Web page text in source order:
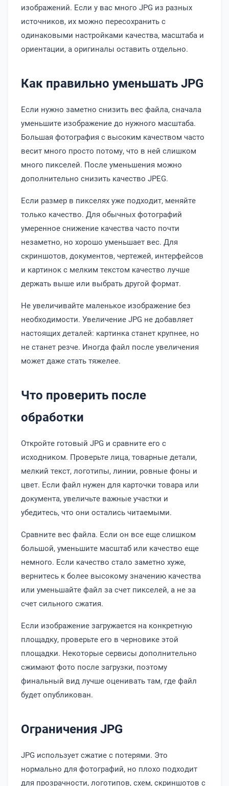
изображений. Если у вас много JPG из разных
источников, их можно пересохранить с
одинаковыми настройками качества, масштаба и
ориентации, а оригиналы оставить отдельно.
Как правильно уменьшать JPG
Если нужно заметно снизить вес файла, сначала
уменьшите изображение до нужного масштаба.
Большая фотография с высоким качеством часто
весит много просто потому, что в ней слишком
много пикселей. После уменьшения можно
дополнительно снизить качество JPEG.
Если размер в пикселях уже подходит, меняйте
только качество. Для обычных фотографий
умеренное снижение качества часто почти
незаметно, но хорошо уменьшает вес. Для
скриншотов, документов, чертежей, интерфейсов
и картинок с мелким текстом качество лучше
держать выше или выбрать другой формат.
Не увеличивайте маленькое изображение без
необходимости. Увеличение JPG не добавляет
настоящих деталей: картинка станет крупнее, но
не станет резче. Иногда файл после увеличения
может даже стать тяжелее.
Что проверить после
обработки
Откройте готовый JPG и сравните его с
исходником. Проверьте лица, товарные детали,
мелкий текст, логотипы, линии, ровные фоны и
цвет. Если файл нужен для карточки товара или
документа, увеличьте важные участки и
убедитесь, что они остались читаемыми.
Сравните вес файла. Если он все еще слишком
большой, уменьшите масштаб или качество еще
немного. Если качество стало заметно хуже,
вернитесь к более высокому значению качества
или уменьшайте файл за счет пикселей, а не за
счет сильного сжатия.
Если изображение загружается на конкретную
площадку, проверьте его в черновике этой
площадки. Некоторые сервисы дополнительно
сжимают фото после загрузки, поэтому
финальный вид лучше оценивать там, где файл
будет опубликован.
Ограничения JPG
JPG использует сжатие с потерями. Это
нормально для фотографий, но плохо подходит
для прозрачности, логотипов, схем, скриншотов с